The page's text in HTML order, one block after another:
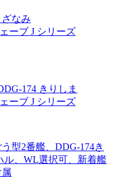
なみ
ーブ J シリーズ
174 きりしま
ーブ J シリーズ
型2番艦、DDG-174き
ル、WL選択可、新着艦